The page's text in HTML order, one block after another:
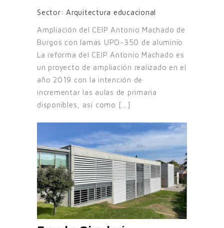
Sector: Arquitectura educacional
Ampliación del CEIP Antonio Machado de
Burgos con lamas UPO-350 de aluminio
La reforma del CEIP Antonio Machado es
un proyecto de ampliación realizado en el
año 2019 con la intención de
incrementar las aulas de primaria
disponibles, así como [...]